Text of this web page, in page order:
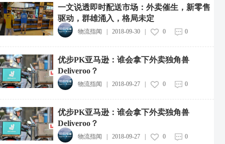
一文说透即时配送市场：外卖催生，新零售
驱动，群雄涌入，格局未定
物流指闻 2018-09-30| 0 0
优步PK亚马逊：谁会拿下外卖独角兽
Deliveroo？
物流指闻 2018-09-27| 0 0
优步PK亚马逊：谁会拿下外卖独角兽
Deliveroo？
物流指闻 2018-09-27| 0 0